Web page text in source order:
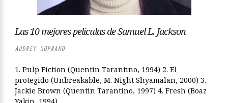
Las 10 mejores películas de Samuel L. Jackson
AUDREY SOPRANO
1. Pulp Fiction (Quentin Tarantino, 1994) 2. El
protegido (Unbreakable, M. Night Shyamalan, 2000) 3.
Jackie Brown (Quentin Tarantino, 1997) 4. Fresh (Boaz